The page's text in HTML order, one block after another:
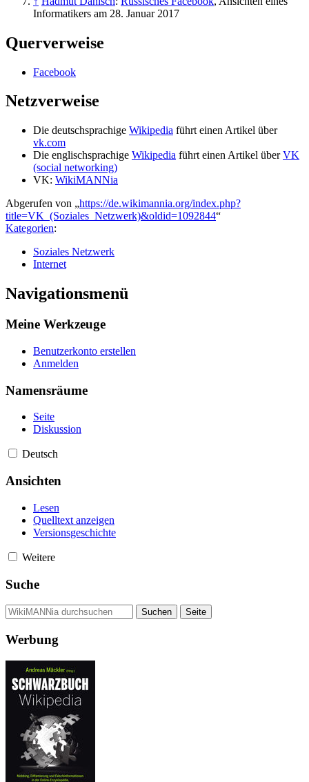
Informatikers am 28. Januar 2017
Querverweise
Facebook
Netzverweise
Die deutschsprachige Wikipedia führt einen Artikel über
vk.com
Die englischsprachige Wikipedia führt einen Artikel überVK
(social networking)
VK: WikiMANNia
Abgerufen von „https://de.wikimannia.org/index.php?
title=VK_(Soziales_Netzwerk)&oldid=1092844“
Kategorien:
Soziales Netzwerk
Internet
Navigationsmenü
Meine Werkzeuge
Benutzerkonto erstellen
Anmelden
Namensräume
Seite
Diskussion
Deutsch
Ansichten
Lesen
Quelltext anzeigen
Versionsgeschichte
Weitere
Suche
Werbung